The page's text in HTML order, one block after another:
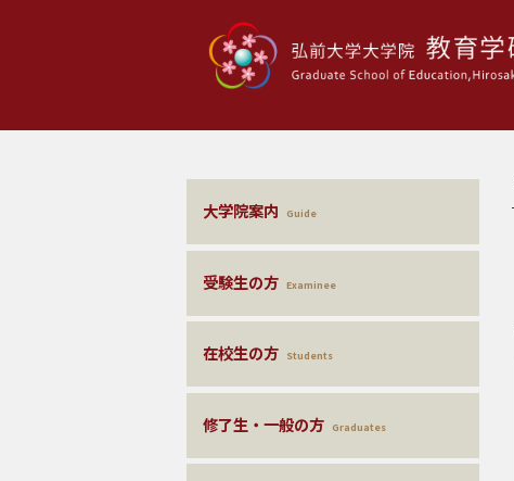
大学院案内 Guide
受験生の方 Examinee
在校生の方 Students
修了生・一般の方 Graduates